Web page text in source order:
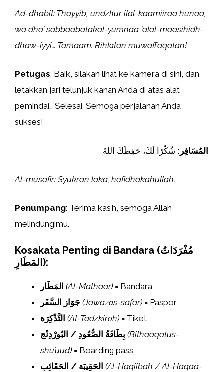
Ad-dhabit: Thayyib, undzhur ilal-kaamiiraa hunaa,
wa dha’ sabbaabatakal-yumnaa ‘alal-maasihidh-
dhaw-iyyi… Tamaam. Rihlatan muwaffaqatan!
Petugas: Baik, silakan lihat ke kamera di sini, dan
letakkan jari telunjuk kanan Anda di atas alat
pemindai… Selesai. Semoga perjalanan Anda
sukses!
المُسَافِر: شُكْرًا لَكَ، حَفِظَكَ اللهُ
Al-musafir: Syukran laka, hafidhakahullah.
Penumpang: Terima kasih, semoga Allah
melindungimu.
Kosakata Penting di Bandara (مُفْرَدَاتُ
المَطَارِ):
المَطَار (Al-Mathaar) = Bandara
جَوَاز السَّفَر (Jawazas-safar) = Paspor
التَّذْكِرَة (At-Tadzkiroh) = Tiket
بِطَاقَةُ الصُّعُودِ / البُورْدِنْج (Bithaaqatus-
shu’uud) = Boarding pass
الحَقِيبَة / الحَقَائِب (Al-Haqiibah / Al-Haqaa-